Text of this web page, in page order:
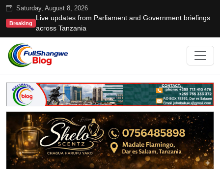
Saturday, August 8, 2026
Breaking
Live updates from Parliament and Government briefings
across Tanzania